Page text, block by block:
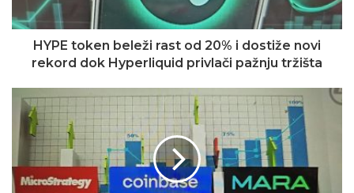
HYPE token beleži rast od 20% i dostiže novi
rekord dok Hyperliquid privlači pažnju tržišta